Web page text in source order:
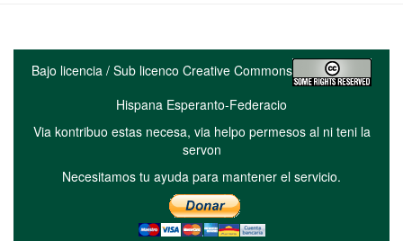
Bajo licencia / Sub licenco Creative Commons
Hispana Esperanto-Federacio
Via kontribuo estas necesa, via helpo permesos al ni teni la
servon
Necesitamos tu ayuda para mantener el servicio.